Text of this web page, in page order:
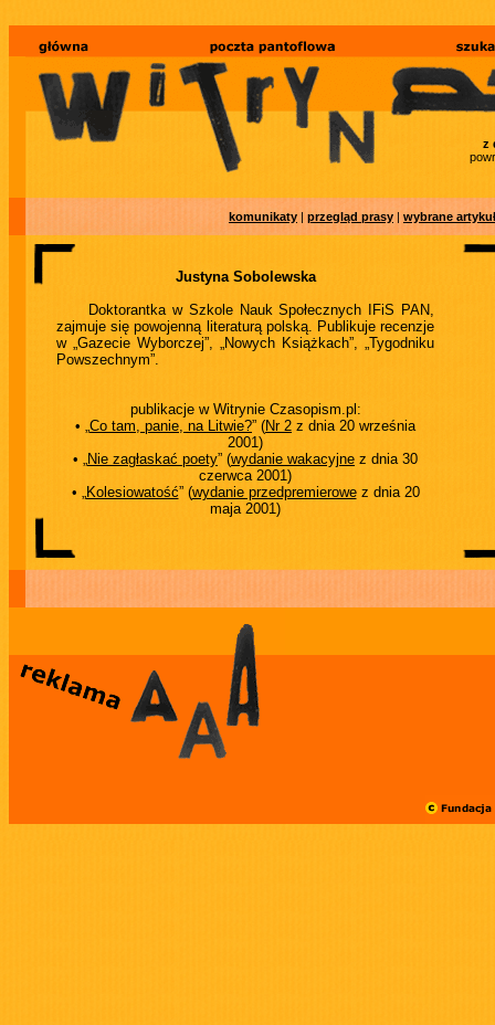
z
komunikaty | przegląd prasy | wybrane
Justyna Sobolewska
Doktorantka w Szkole Nauk Społecznych IFiS PAN,
zajmuje się powojenną literaturą polską. Publikuje recenzje
w „Gazecie Wyborczej”, „Nowych Książkach”, „Tygodniku
Powszechnym”.
publikacje w Witrynie Czasopism.pl:
• „Co tam, panie, na Litwie?” (Nr 2 z dnia 20 września
2001)
• „Nie zagłaskać poety” (wydanie wakacyjne z dnia 30
czerwca 2001)
• „Kolesiowatość” (wydanie przedpremierowez dnia 20
maja 2001)